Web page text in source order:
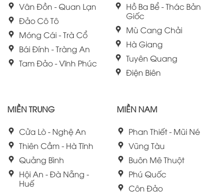
Vân Đồn - Quan Lạn
Đảo Cô Tô
Móng Cái - Trà Cổ
Bái Đính - Tràng An
Tam Đảo - Vĩnh Phúc
Hồ Ba Bể - Thác Bản
Giốc
Mù Cang Chải
Hà Giang
Tuyên Quang
Điện Biên
MIỀN TRUNG
Cửa Lò - Nghệ An
Thiên Cầm - Hà Tĩnh
Quảng Bình
Hội An - Đà Nẵng -
Huế
MIỀN NAM
Phan Thiết - Mũi Né
Vũng Tàu
Buôn Mê Thuột
Phú Quốc
Côn Đảo